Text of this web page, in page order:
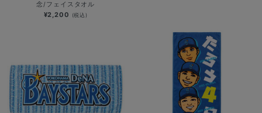
念/フェイスタオル
¥2,200 (税込)